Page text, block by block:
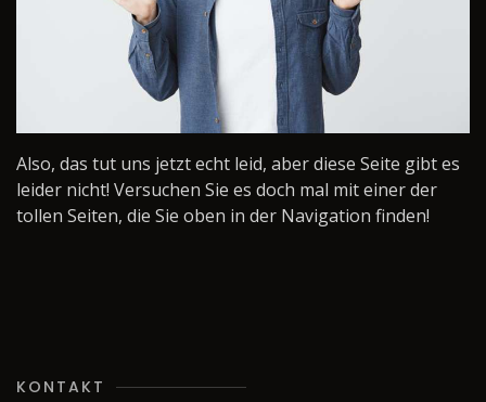
Also, das tut uns jetzt echt leid, aber diese Seite gibt es
leider nicht! Versuchen Sie es doch mal mit einer der
tollen Seiten, die Sie oben in der Navigation finden!
KONTAKT